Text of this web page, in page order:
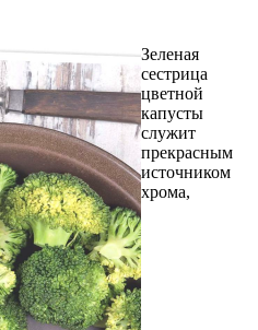
Зеленая
сестрица
цветной
капусты
служит
прекрасным
источником
хрома,